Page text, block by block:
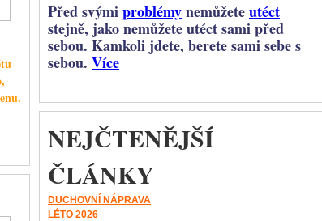
Saturn představuje řád, odpovědnost, hranice, zkušenost,
disciplínu a dlouhodobé výsledky. Beran je naopak znamením
iniciativy, odvahy, rychlosti, samostatnosti a potřeby prosadit
vlastní vůli. Když se
pomaleji, rozumněji a s větší sebekontrolou.
otázky:
Před svýmiproblémynemůžeteutéct
stejně, jako nemůžete utéct sami před
sebou. Kamkoli jdete, berete sami sebe s
sebou. Více
NEJČTENĚJŠÍ
ČLÁNKY
DUCHOVNÍ NÁPRAVA
LÉTO 2026